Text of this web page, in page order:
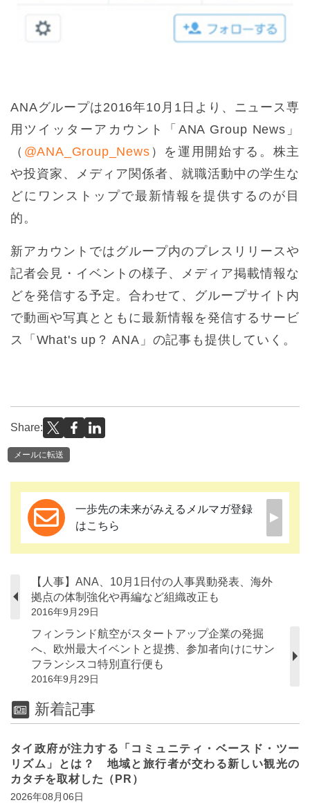
ANAグループは2016年10月1日より、ニュース専
用ツイッターアカウント「ANA Group News」
（ @ANA_Group_News ）を運用開始する。株主
や投資家、メディア関係者、就職活動中の学生な
どにワンストップで最新情報を提供するのが目
的。
新アカウントではグループ内のプレスリリースや
記者会見・イベントの様子、メディア掲載情報な
どを発信する予定。合わせて、グループサイト内
で動画や写真とともに最新情報を発信するサービ
ス「What's up？ ANA」の記事も提供していく。
Share:
メールに転送
一歩先の未来がみえるメルマガ登録
はこちら
【人事】ANA、10月1日付の人事異動発表、海外
拠点の体制強化や再編など組織改正も
2016年9月29日
フィンランド航空がスタートアップ企業の発掘
へ、欧州最大イベントと提携、参加者向けにサン
フランシスコ特別直行便も
2016年9月29日
新着記事
タイ政府が注力する「コミュニティ・ベースド・ツー
リズム」とは？ 地域と旅行者が交わる新しい観光の
カタチを取材した（PR）
2026年08月06日